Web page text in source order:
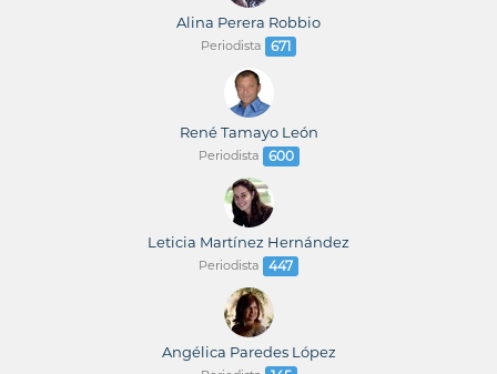
Alina Perera Robbio
Periodista 671
René Tamayo León
Periodista 600
Leticia Martínez Hernández
Periodista 447
Angélica Paredes López